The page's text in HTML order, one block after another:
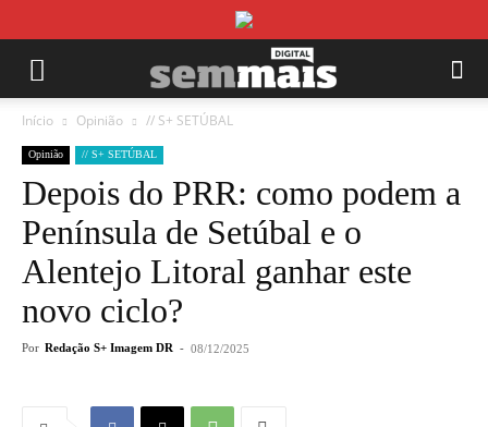
Início Opinião // S+ SETÚBAL
Opinião // S+ SETÚBAL
Depois do PRR: como podem a
Península de Setúbal e o
Alentejo Litoral ganhar este
novo ciclo?
Por Redação S+ Imagem DR - 08/12/2025